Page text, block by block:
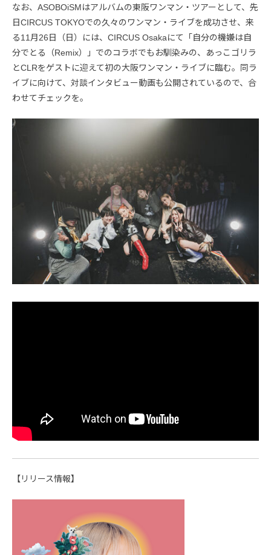
なお、ASOBOiSMはアルバムの東阪ワンマン・ツアーとして、先
日CIRCUS TOKYOでの久々のワンマン・ライブを成功させ、来
る11月26日（日）には、CIRCUS Osakaにて「自分の機嫌は自
分でとる（Remix）」でのコラボでもお馴染みの、あっこゴリラ
とCLRをゲストに迎えて初の大阪ワンマン・ライブに臨む。同ラ
イブに向けて、対談インタビュー動画も公開されているので、合
わせてチェックを。
【リリース情報】